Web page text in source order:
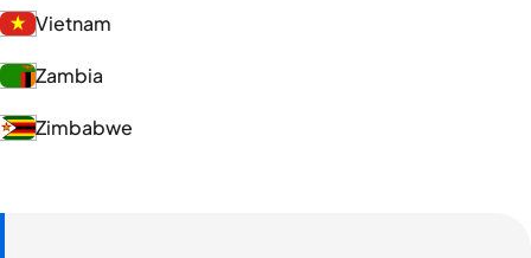
Vietnam
Zambia
Zimbabwe